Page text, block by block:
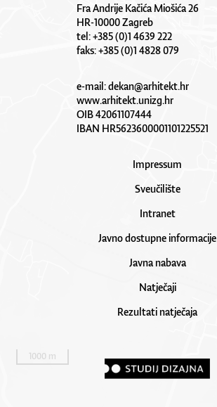
Fra Andrije Kačića Miošića 26
HR-10000 Zagreb
tel: +385 (0)1 4639 222
faks: +385 (0)1 4828 079
e-mail:dekan@arhitekt.hr
www.arhitekt.unizg.hr
OIB 42061107444
IBAN HR5623600001101225521
Impressum
Sveučilište
Intranet
Javno dostupne informacije
Javna nabava
Natječaji
Rezultati natječaja
1000 m